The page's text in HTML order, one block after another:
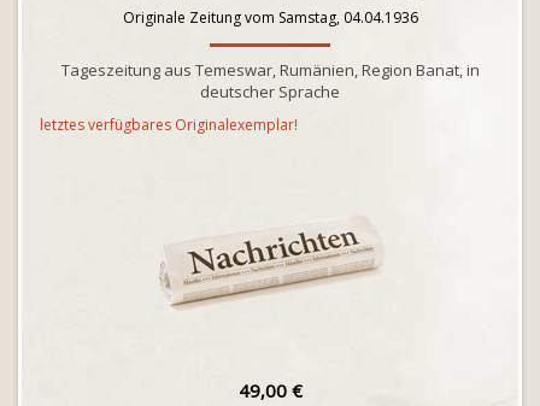
Originale Zeitung vom Samstag, 04.04.1936
Tageszeitung aus Temeswar, Rumänien, Region Banat, in
deutscher Sprache
letztes verfügbares Originalexemplar!
49,00 €